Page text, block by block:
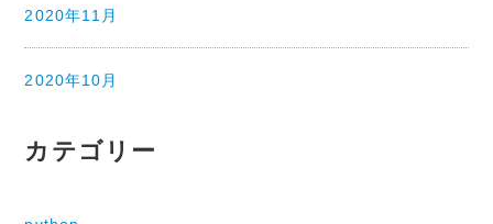
2020年11月
2020年10月
カテゴリー